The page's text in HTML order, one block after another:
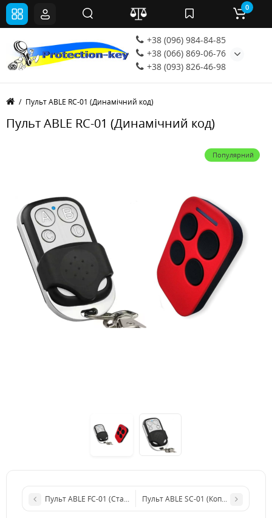
+38 (096) 984-84-85
+38 (066) 869-06-76
+38 (093) 826-46-98
0
Пульт ABLE RC-01 (Динамічний код)
Пульт ABLE RC-01 (Динамічний код)
Популярний
Пульт ABLE FC-01 (Статичний код)Пульт ABLE SC-01 (Копіювальний)